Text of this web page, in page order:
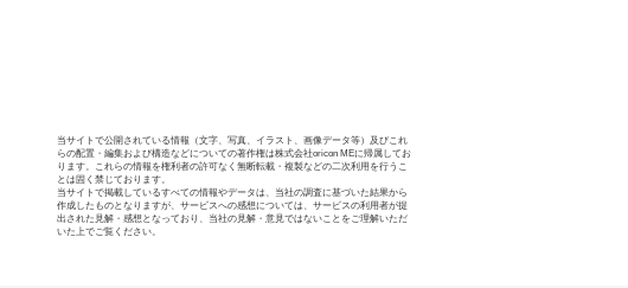
当サイトで公開されている情報（文字、写真、イラスト、画像データ等）及びこれ
らの配置・編集および構造などについての著作権は株式会社oricon MEに帰属してお
ります。これらの情報を権利者の許可なく無断転載・複製などの二次利用を行うこ
とは固く禁じております。
当サイトで掲載しているすべての情報やデータは、当社の調査に基づいた結果から
作成したものとなりますが、サービスへの感想については、サービスの利用者が提
出された見解・感想となっており、当社の見解・意見ではないことをご理解いただ
いた上でご覧ください。